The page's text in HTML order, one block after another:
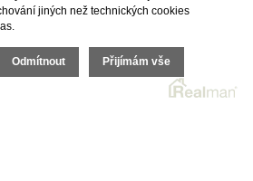
všechna práva vyhrazena |Cookies
Realitní SWRealman
jiných než technických cookies
Odmítnout Přijímám vše